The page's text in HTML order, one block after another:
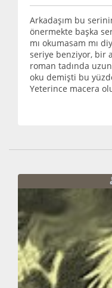
Arkadaşım bu
önermekte başka
mı okumasam mı
seriye benziyor, bir
roman tadında
oku demişti bu
Yeterince macera